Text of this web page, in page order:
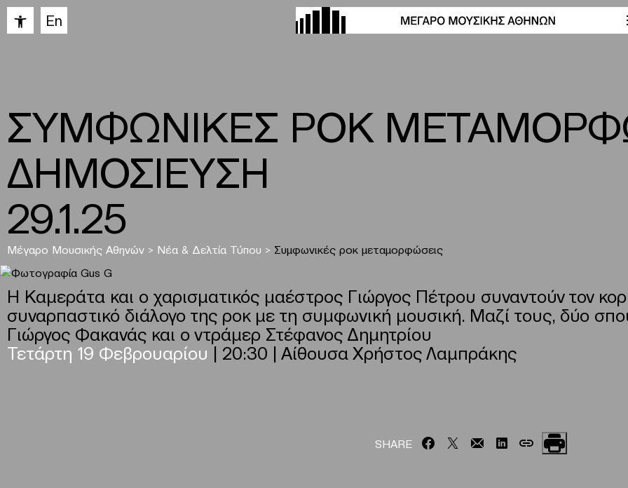
Ανοίξτε τη γραμμή εργαλείων
En
ΣΥΜΦΩΝΙΚΕΣ ΡΟΚ
ΔΗΜΟΣΙΕΥΣΗ
29.1.25
Μέγαρο Μουσικής Αθηνών > Νέα & Δελτία Τύπου > Συμφωνικές ροκ μεταμορφώσεις
Η Καμεράτα και ο χαρισματικός μαέστρος Γιώργος Πέτρου συναντούν τον
συναρπαστικό διάλογο της ροκ με τη συμφωνική μουσική. Μαζί τους, δύο
Γιώργος Φακανάς και ο ντράμερ Στέφανος Δημητρίου
Τετάρτη 19 Φεβρουαρίου | 20:30 | Αίθουσα Χρήστος Λαμπράκης
SHARE